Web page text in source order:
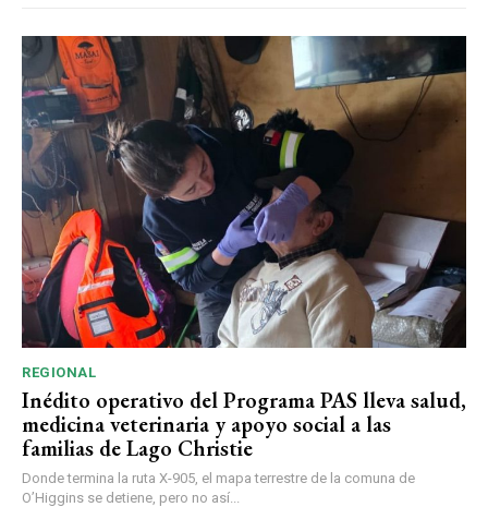
REGIONAL
Inédito operativo del Programa PAS lleva salud,
medicina veterinaria y apoyo social a las
familias de Lago Christie
Donde termina la ruta X-905, el mapa terrestre de la comuna de
O’Higgins se detiene, pero no así...